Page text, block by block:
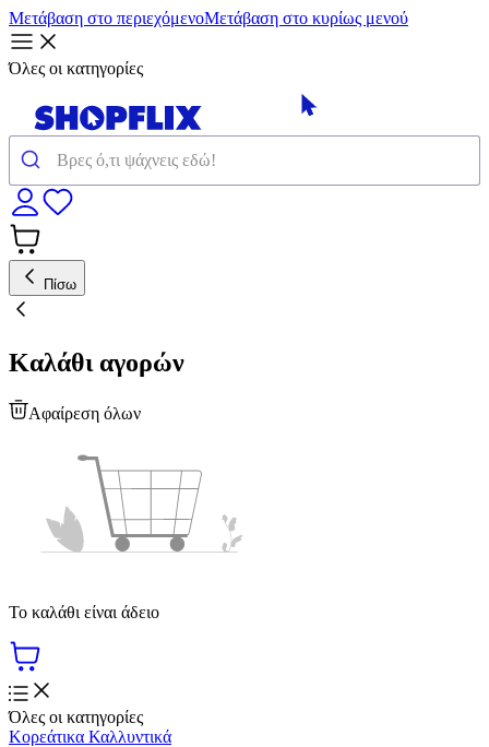
Μετάβαση στο περιεχόμενοΜετάβαση στο κυρίως μενού
Όλες οι κατηγορίες
Πίσω
Καλάθι αγορών
Αφαίρεση όλων
Το καλάθι είναι άδειο
Όλες οι κατηγορίες
Κορεάτικα Καλλυντικά